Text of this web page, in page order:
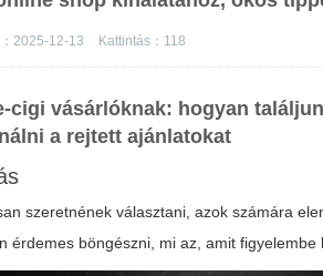
：2025-12-13 Kattintás： 118
vásárlóknak: hogyan
a rejtett ajánlatokat
szeretnének választani, azok számára
böngészni, mi az, amit